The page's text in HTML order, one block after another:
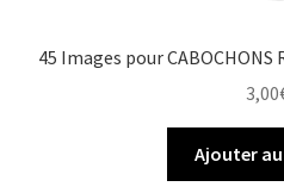
45 Images pour CABOCHONS
3,00
Ajouter